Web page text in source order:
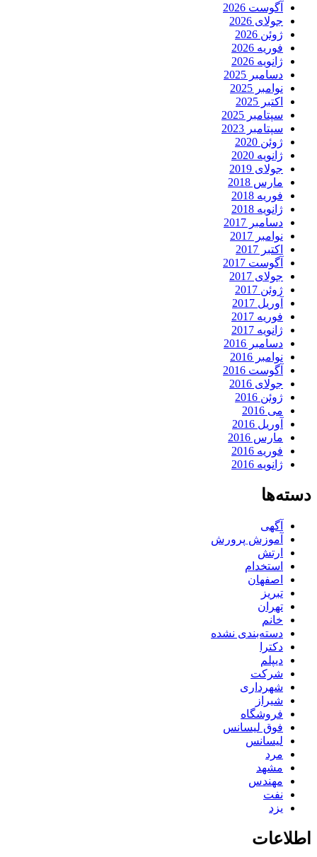
آگوست 2026
جولای 2026
ژوئن 2026
فوریه 2026
ژانویه 2026
دسامبر 2025
نوامبر 2025
اکتبر 2025
سپتامبر 2025
سپتامبر 2023
ژوئن 2020
ژانویه 2020
جولای 2019
مارس 2018
فوریه 2018
ژانویه 2018
دسامبر 2017
نوامبر 2017
اکتبر 2017
آگوست 2017
جولای 2017
ژوئن 2017
آوریل 2017
فوریه 2017
ژانویه 2017
دسامبر 2016
نوامبر 2016
آگوست 2016
جولای 2016
ژوئن 2016
می 2016
آوریل 2016
مارس 2016
فوریه 2016
ژانویه 2016
دسته‌ها
آگهی
آموزش پرورش
ارتش
استخدام
اصفهان
تبریز
تهران
خانم
دسته‌بندی نشده
دکترا
دیپلم
شرکت
شهرداری
شیراز
فروشگاه
فوق لیسانس
لیسانس
مرد
مشهد
مهندس
نفت
یزد
اطلاعات